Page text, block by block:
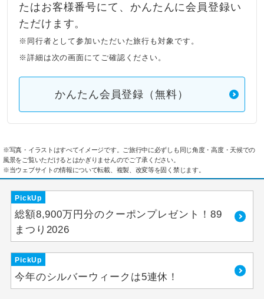
たはお客様番号にて、かんたんに会員登録い
ただけます。
※同行者として参加いただいた旅行も対象です。
※詳細は次の画面にてご確認ください。
かんたん会員登録（無料）
※写真・イラストはすべてイメージです。ご旅行中に必ずしも同じ角度・高度・天候での
風景をご覧いただけるとはかぎりませんのでご了承ください。
※当ウェブサイトの情報について転載、複製、改変等を固く禁じます。
PickUp
総額8,900万円分のクーポンプレゼント！89
まつり2026
PickUp
今年のシルバーウィークは5連休！